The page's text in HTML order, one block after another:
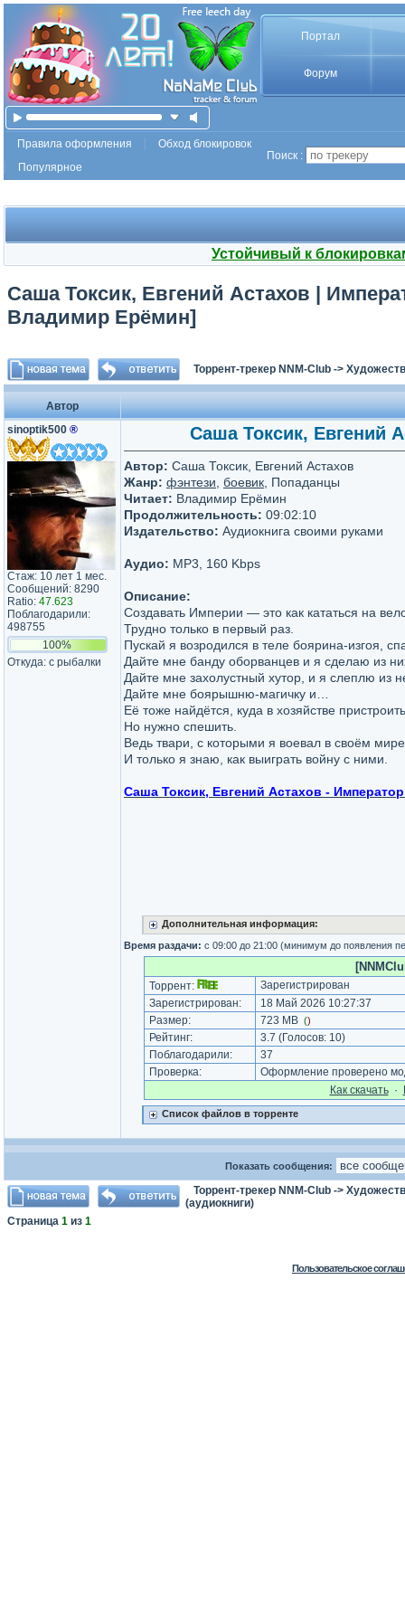
Портал
Форум
Правила оформления
Обход блокировок
Популярное
Поиск :
Устойчивый к
Саша Токсик, Евгений Астахов |
Владимир Ерёмин]
Торрент-трекер NNM-Club ->
Автор
sinoptik500 ®
Стаж: 10 лет 1 мес.
Сообщений: 8290
Ratio: 47.623
Поблагодарили:
498755
100%
Откуда: с рыбалки
Саша Токсик, Евгений
Автор: Саша Токсик, Евгений Астахов
Жанр: фэнтези боевик , Попаданцы
Читает: Владимир Ерёмин
Продолжительность: 09:02:10
Издательство: Аудиокнига своими руками
Аудио: MP3, 160 Kbps
Описание:
Создавать Империи — это как кататься на
Трудно только в первый раз.
Пускай я возродился в теле боярина-изгоя,
Дайте мне банду оборванцев и я сделаю из
Дайте мне захолустный хутор, и я слеплю из
Дайте мне боярышню-магичку и…
Её тоже найдётся, куда в хозяйстве
Но нужно спешить.
Ведь твари, с которыми я воевал в своём
И только я знаю, как выиграть войну с ними.
Саша Токсик, Евгений Астахов -
Дополнительная информация:
Время раздачи: с 09:00 до 21:00 (минимум до появления
Торрент:
Зарегистрирован
Зарегистрирован:
18 Май 2026 10:27:37
Размер:
723 MB ()
Рейтинг: 3.7 (Голосов: 10)
Поблагодарили:
37
Проверка:
Оформление проверено
Как cкачать·
Список файлов в торренте
Показать сообщения:
Торрент-трекер NNM-Club ->
(аудиокниги)
Страница 1 из 1
Пользовательское